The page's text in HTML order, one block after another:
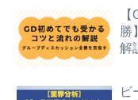
勝
解
ビ